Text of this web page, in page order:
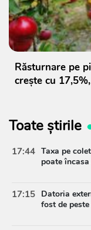
Răsturnare pe
crește cu
Toate știrile
17:44 Taxa pe
poate
17:15 Datoria
fost de